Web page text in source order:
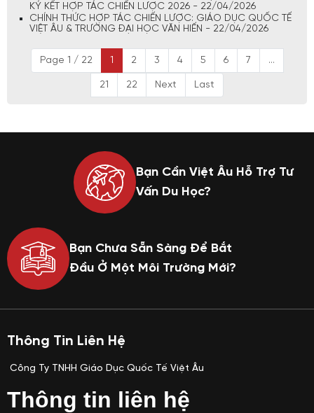
KÝ KẾT HỢP TÁC CHIẾN LƯỢC 2026 - 22/04/2026
CHÍNH THỨC HỢP TÁC CHIẾN LƯỢC: GIÁO DỤC QUỐC TẾ
VIỆT ÂU & TRƯỜNG ĐẠI HỌC VĂN HIẾN - 22/04/2026
Page 1 / 22 1 2 3 4 5 6 7 ...
21 22 Next Last
Bạn Cần Việt Âu Hỗ Trợ Tư
Vấn Du Học?
Bạn Chưa Sẵn Sàng Để Bắt
Đầu Ở Một Môi Trường Mới?
Thông Tin Liên Hệ
Công Ty TNHH Giáo Dục Quốc Tế Việt Âu
Thông tin liên hệ